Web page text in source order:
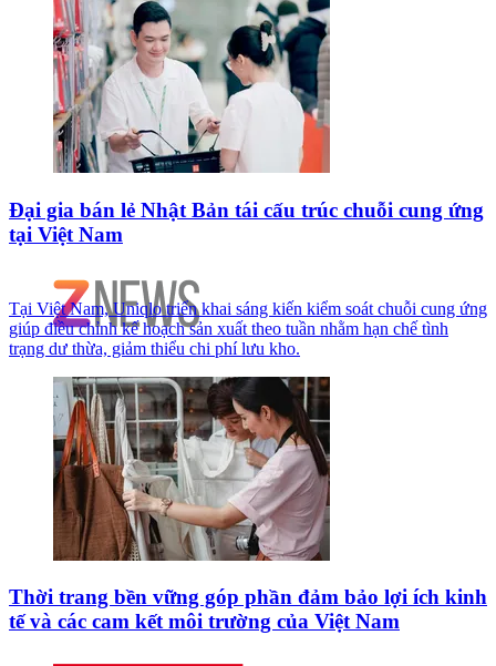
Đại gia bán lẻ Nhật Bản tái cấu trúc chuỗi cung ứng
tại Việt Nam
Tại Việt Nam, Uniqlo triển khai sáng kiến kiểm soát chuỗi cung ứng
giúp điều chỉnh kế hoạch sản xuất theo tuần nhằm hạn chế tình
trạng dư thừa, giảm thiểu chi phí lưu kho.
Thời trang bền vững góp phần đảm bảo lợi ích kinh
tế và các cam kết môi trường của Việt Nam